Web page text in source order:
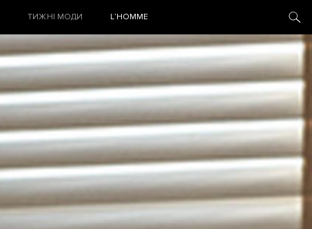
ТИЖНІ МОДИ L’HOMME